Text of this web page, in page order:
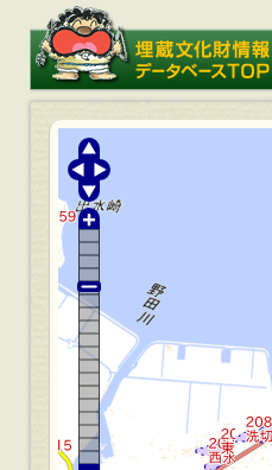
埋蔵文化財情報データベース
TOP